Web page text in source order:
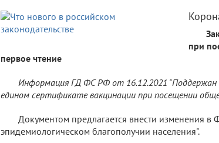
при
первое чтение
Информация ГД ФС РФ от 16.12.2021 "Поддержан
едином сертификате вакцинации при посещении
Документом предлагается внести изменения
эпидемиологическом благополучии населения".